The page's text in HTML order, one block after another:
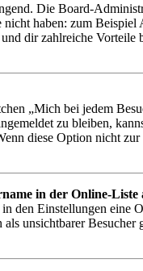
Die Board-
haben: zum
dir zahlreiche Vorteile
„Mich bei jedem
zu bleiben,
diese Option nicht
in der Online-Liste
den Einstellungen eine
unsichtbarer Besucher